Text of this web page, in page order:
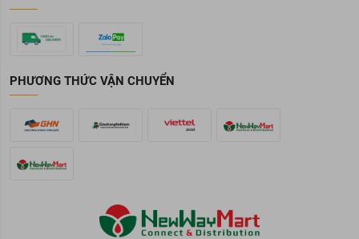
PHƯƠNG THỨC VẬN CHUYỂN